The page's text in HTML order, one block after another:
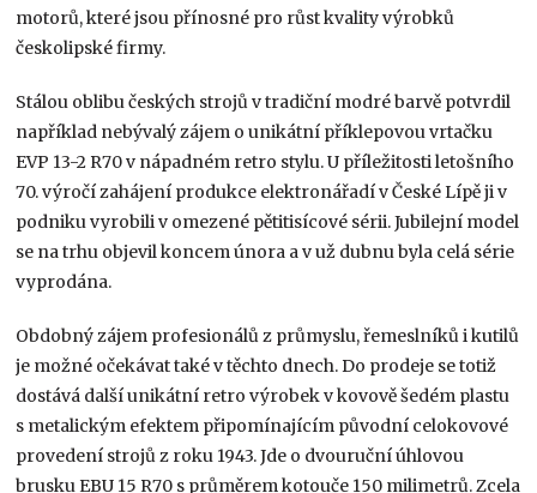
motorů, které jsou přínosné pro růst kvality výrobků
českolipské firmy.
Stálou oblibu českých strojů v tradiční modré barvě potvrdil
například nebývalý zájem o unikátní příklepovou vrtačku
EVP 13-2 R70 v nápadném retro stylu. U příležitosti letošního
70. výročí zahájení produkce elektronářadí v České Lípě ji v
podniku vyrobili v omezené pětitisícové sérii. Jubilejní model
se na trhu objevil koncem února a v už dubnu byla celá série
vyprodána.
Obdobný zájem profesionálů z průmyslu, řemeslníků i kutilů
je možné očekávat také v těchto dnech. Do prodeje se totiž
dostává další unikátní retro výrobek v kovově šedém plastu
s metalickým efektem připomínajícím původní celokovové
provedení strojů z roku 1943. Jde o dvouruční úhlovou
brusku EBU 15 R70 s průměrem kotouče 150 milimetrů. Zcela